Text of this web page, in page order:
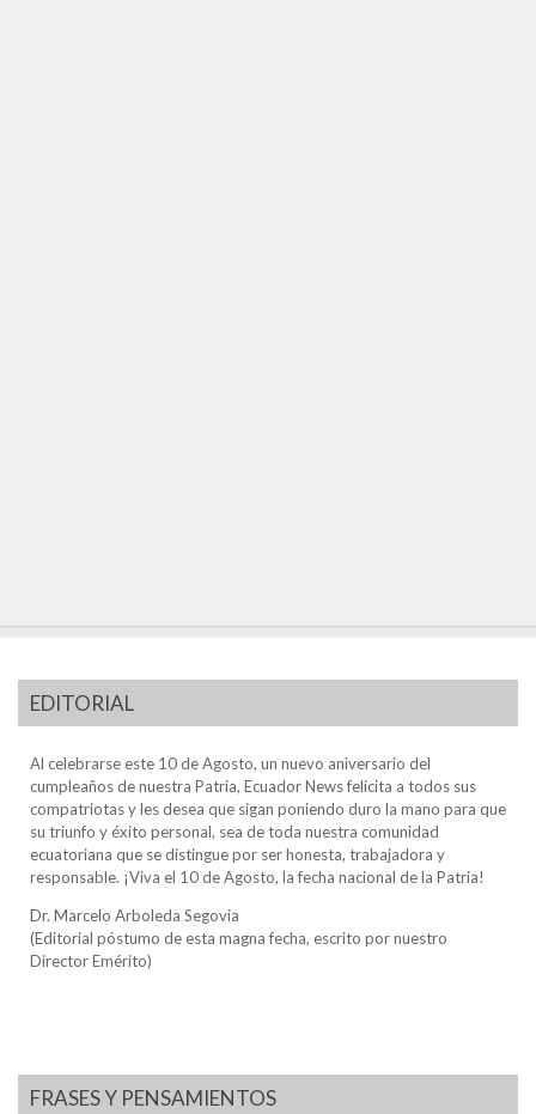
EDITORIAL
Al celebrarse este 10 de Agosto, un nuevo aniversario del
cumpleaños de nuestra Patria, Ecuador News felicita a todos sus
compatriotas y les desea que sigan poniendo duro la mano para que
su triunfo y éxito personal, sea de toda nuestra comunidad
ecuatoriana que se distingue por ser honesta, trabajadora y
responsable. ¡Viva el 10 de Agosto, la fecha nacional de la Patria!
Dr. Marcelo Arboleda Segovia
(Editorial póstumo de esta magna fecha, escrito por nuestro
Director Emérito)
FRASES Y PENSAMIENTOS